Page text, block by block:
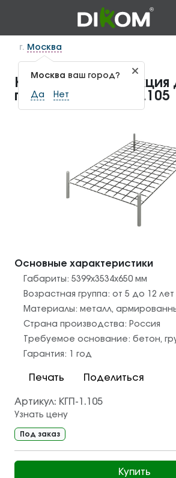
г. Москва
Москва ваш город?
Да Нет
Канатная конструкция
геопластики КГП-1.105
Основные характеристики
Габариты: 5399x3534x650 мм
Возрастная группа: от 5 до 12 лет
Материалы: металл,
Страна производства: Россия
Требуемое основание: бетон,
Гарантия:
1 год
Печать Поделиться
Артикул: КГП-1.105
Узнать цену
Под заказ
Купить